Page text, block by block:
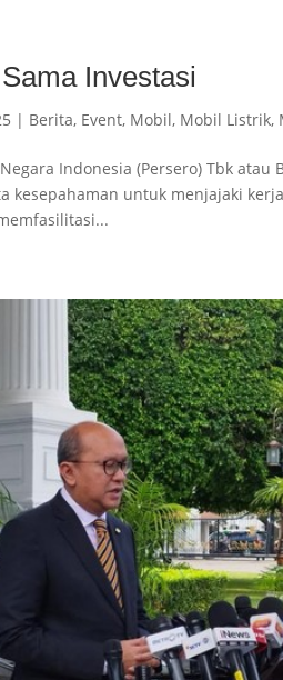
Investasi
| Berita, Event, Mobil, Mobil Listrik,
Negara Indonesia (Persero) Tbk
kesepahaman untuk menjajaki